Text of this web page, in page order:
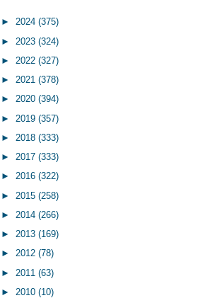
► 2024 (375)
► 2023 (324)
► 2022 (327)
► 2021 (378)
► 2020 (394)
► 2019 (357)
► 2018 (333)
► 2017 (333)
► 2016 (322)
► 2015 (258)
► 2014 (266)
► 2013 (169)
► 2012 (78)
► 2011 (63)
► 2010 (10)